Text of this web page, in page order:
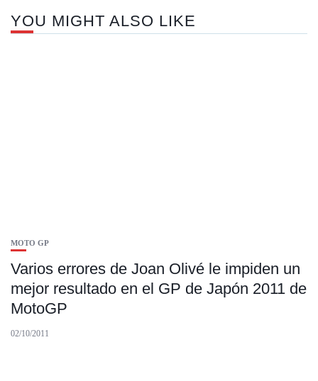
YOU MIGHT ALSO LIKE
MOTO GP
Varios errores de Joan Olivé le impiden un
mejor resultado en el GP de Japón 2011 de
MotoGP
02/10/2011